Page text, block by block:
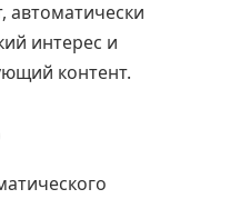
автоматически
интерес и
контент.